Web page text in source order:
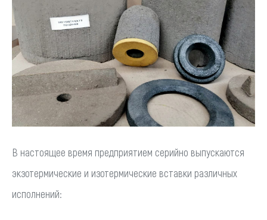
В настоящее время предприятием серийно выпускаются
экзотермические и изотермические вставки различных
исполнений: